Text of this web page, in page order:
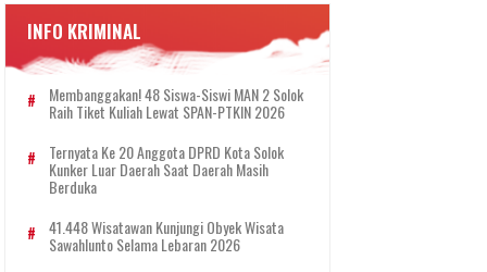
INFO KRIMINAL
Membanggakan! 48 Siswa-Siswi MAN 2 Solok
Raih Tiket Kuliah Lewat SPAN-PTKIN 2026
Ternyata Ke 20 Anggota DPRD Kota Solok
Kunker Luar Daerah Saat Daerah Masih
Berduka
41.448 Wisatawan Kunjungi Obyek Wisata
Sawahlunto Selama Lebaran 2026